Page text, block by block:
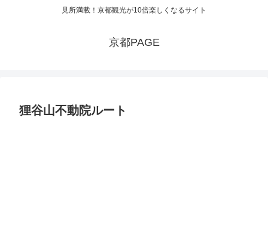
見所満載！京都観光が10倍楽しくなるサイト
京都PAGE
狸谷山不動院ルート